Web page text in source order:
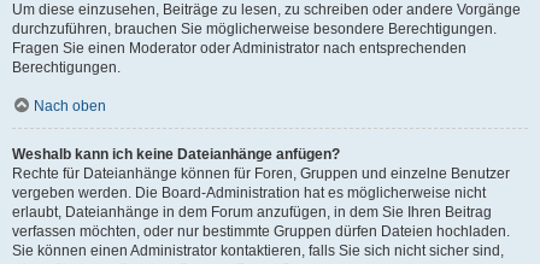
Um diese einzusehen, Beiträge zu lesen, zu schreiben oder andere Vorgänge
durchzuführen, brauchen Sie möglicherweise besondere Berechtigungen.
Fragen Sie einen Moderator oder Administrator nach entsprechenden
Berechtigungen.
Nach oben
Weshalb kann ich keine Dateianhänge anfügen?
Rechte für Dateianhänge können für Foren, Gruppen und einzelne Benutzer
vergeben werden. Die Board-Administration hat es möglicherweise nicht
erlaubt, Dateianhänge in dem Forum anzufügen, in dem Sie Ihren Beitrag
verfassen möchten, oder nur bestimmte Gruppen dürfen Dateien hochladen.
Sie können einen Administrator kontaktieren, falls Sie sich nicht sicher sind,